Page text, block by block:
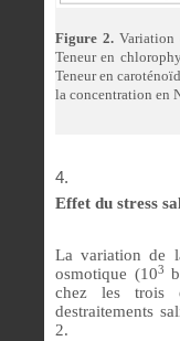
Figure 2. Variation
Teneur en
Teneur en
la concentration en
Effet du stress
La variation de
osmotique (103
chez les trois
destraitements
2.